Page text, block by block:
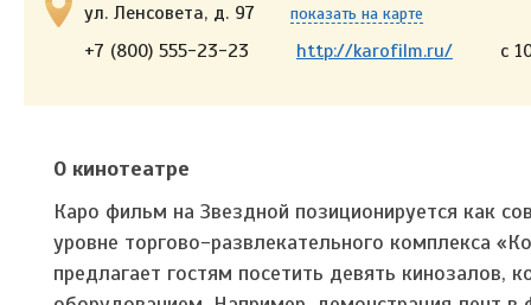
ул. Ленсовета, д. 97 показать на карте
+7 (800) 555-23-23 http://karofilm.ru/ с
О кинотеатре
Каро фильм на Звездной позиционируется как
уровне торгово-развлекательного комплекса
предлагает гостям посетить девять